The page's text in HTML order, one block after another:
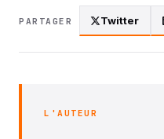
PARTAGER Twitter
L'AUTEUR